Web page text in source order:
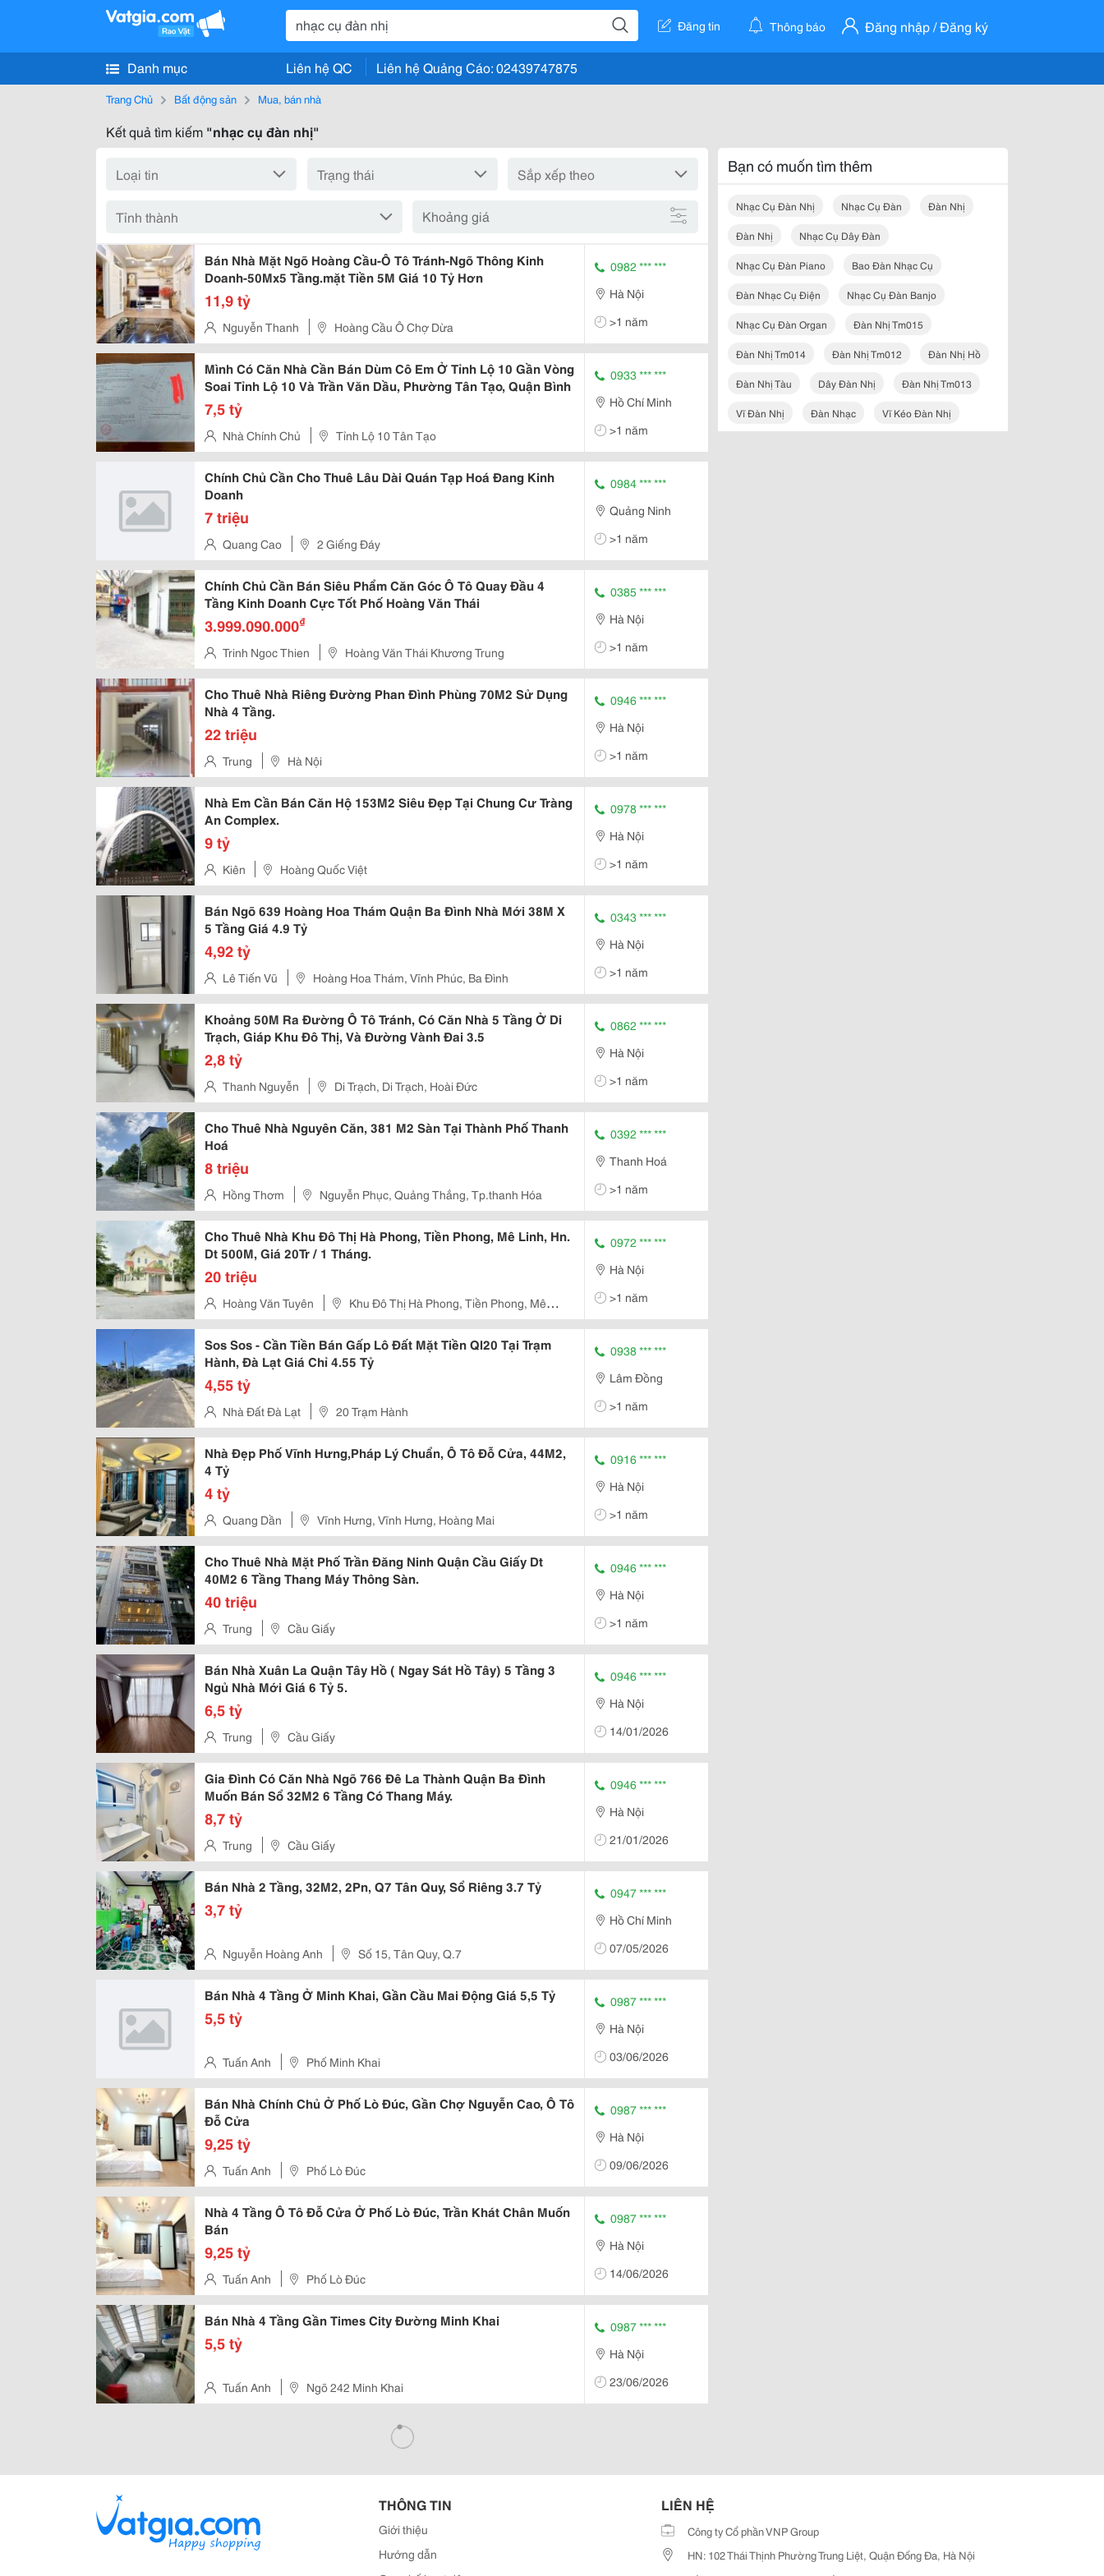
Đăng tin Thông báo Đăng nhập / Đăng ký
Danh mục Liên hệ QC Liên hệ Quảng Cáo: 02439747875
Trang Chủ Bất động sản Mua, bán nhà
Kết quả tìm kiếm "nhạc cụ đàn nhị"
Khoảng giá
Bán Nhà Mặt Ngõ Hoàng Cầu-Ô Tô Tránh-Ngõ Thông Kinh
Doanh-50Mx5 Tầng.mặt Tiền 5M Giá 10 Tỷ Hơn
11,9 tỷ
Nguyễn Thanh Hoàng Cầu Ô Chợ Dừa
0982 *** ***
Hà Nội
>1 năm
Mình Có Căn Nhà Cần Bán Dùm Cô Em Ở Tỉnh Lộ 10 Gần Vòng
Soai Tỉnh Lộ 10 Và Trần Văn Dầu, Phường Tân Tạo, Quận Bình
7,5 tỷ
Nhà Chính Chủ Tỉnh Lộ 10 Tân Tạo
0933 *** ***
Hồ Chí Minh
>1 năm
Chính Chủ Cần Cho Thuê Lâu Dài Quán Tạp Hoá Đang Kinh
Doanh
7 triệu
Quang Cao 2 Giếng Đáy
0984 *** ***
Quảng Ninh
>1 năm
Chính Chủ Cần Bán Siêu Phẩm Căn Góc Ô Tô Quay Đầu 4
Tầng Kinh Doanh Cực Tốt Phố Hoàng Văn Thái
3.999.090.000₫
Trinh Ngoc Thien Hoàng Văn Thái Khương Trung
0385 *** ***
Hà Nội
>1 năm
Cho Thuê Nhà Riêng Đường Phan Đình Phùng 70M2 Sử Dụng
Nhà 4 Tầng.
22 triệu
Trung Hà Nội
0946 *** ***
Hà Nội
>1 năm
Nhà Em Cần Bán Căn Hộ 153M2 Siêu Đẹp Tại Chung Cư Tràng
An Complex.
9 tỷ
Kiên Hoàng Quốc Việt
0978 *** ***
Hà Nội
>1 năm
Bán Ngõ 639 Hoàng Hoa Thám Quận Ba Đình Nhà Mới 38M X
5 Tầng Giá 4.9 Tỷ
4,92 tỷ
Lê Tiến Vũ Hoàng Hoa Thám, Vĩnh Phúc, Ba Đình
0343 *** ***
Hà Nội
>1 năm
Khoảng 50M Ra Đường Ô Tô Tránh, Có Căn Nhà 5 Tầng Ở Di
Trạch, Giáp Khu Đô Thị, Và Đường Vành Đai 3.5
2,8 tỷ
Thanh Nguyễn Di Trạch, Di Trạch, Hoài Đức
0862 *** ***
Hà Nội
>1 năm
Cho Thuê Nhà Nguyên Căn, 381 M2 Sàn Tại Thành Phố Thanh
Hoá
8 triệu
Hồng Thơm Nguyễn Phục, Quảng Thắng, Tp.thanh Hóa
0392 *** ***
Thanh Hoá
>1 năm
Cho Thuê Nhà Khu Đô Thị Hà Phong, Tiền Phong, Mê Linh, Hn.
Dt 500M, Giá 20Tr / 1 Tháng.
20 triệu
Hoàng Văn Tuyên
Khu Đô Thị Hà Phong, Tiền Phong, Mê
Linh, Hn
0972 *** ***
Hà Nội
>1 năm
Sos Sos - Cần Tiền Bán Gấp Lô Đất Mặt Tiền Ql20 Tại Trạm
Hành, Đà Lạt Giá Chỉ 4.55 Tỷ
4,55 tỷ
Nhà Đất Đà Lạt 20 Trạm Hành
0938 *** ***
Lâm Đồng
>1 năm
Nhà Đẹp Phố Vĩnh Hưng,Pháp Lý Chuẩn, Ô Tô Đỗ Cửa, 44M2,
4 Tỷ
4 tỷ
Quang Dần Vĩnh Hưng, Vĩnh Hưng, Hoàng Mai
0916 *** ***
Hà Nội
>1 năm
Cho Thuê Nhà Mặt Phố Trần Đăng Ninh Quận Cầu Giấy Dt
40M2 6 Tầng Thang Máy Thông Sàn.
40 triệu
Trung Cầu Giấy
0946 *** ***
Hà Nội
>1 năm
Bán Nhà Xuân La Quận Tây Hồ ( Ngay Sát Hồ Tây) 5 Tầng 3
Ngủ Nhà Mới Giá 6 Tỷ 5.
6,5 tỷ
Trung Cầu Giấy
0946 *** ***
Hà Nội
14/01/2026
Gia Đình Có Căn Nhà Ngõ 766 Đê La Thành Quận Ba Đình
Muốn Bán Sổ 32M2 6 Tầng Có Thang Máy.
8,7 tỷ
Trung Cầu Giấy
0946 *** ***
Hà Nội
21/01/2026
Bán Nhà 2 Tầng, 32M2, 2Pn, Q7 Tân Quy, Sổ Riêng 3.7 Tỷ
3,7 tỷ
Nguyễn Hoàng Anh Số 15, Tân Quy, Q.7
0947 *** ***
Hồ Chí Minh
07/05/2026
Bán Nhà 4 Tầng Ở Minh Khai, Gần Cầu Mai Động Giá 5,5 Tỷ
5,5 tỷ
Tuấn Anh Phố Minh Khai
0987 *** ***
Hà Nội
03/06/2026
Bán Nhà Chính Chủ Ở Phố Lò Đúc, Gần Chợ Nguyễn Cao, Ô Tô
Đỗ Cửa
9,25 tỷ
Tuấn Anh Phố Lò Đúc
0987 *** ***
Hà Nội
09/06/2026
Nhà 4 Tầng Ô Tô Đỗ Cửa Ở Phố Lò Đúc, Trần Khát Chân Muốn
Bán
9,25 tỷ
Tuấn Anh Phố Lò Đúc
0987 *** ***
Hà Nội
14/06/2026
Bán Nhà 4 Tầng Gần Times City Đường Minh Khai
5,5 tỷ
Tuấn Anh Ngõ 242 Minh Khai
0987 *** ***
Hà Nội
23/06/2026
Bạn có muốn tìm thêm
Nhạc Cụ Đàn Nhị Nhạc Cụ Đàn Đàn Nhị
Đàn Nhị Nhạc Cụ Dây Đàn
Nhạc Cụ Đàn Piano Bao Đàn Nhạc Cụ
Đàn Nhạc Cụ Điện Nhạc Cụ Đàn Banjo
Nhạc Cụ Đàn Organ Đàn Nhị Tm015
Đàn Nhị Tm014 Đàn Nhị Tm012 Đàn Nhị Hồ
Đàn Nhị Tàu Dây Đàn Nhị Đàn Nhị Tm013
Vĩ Đàn Nhị Đàn Nhạc Vĩ Kéo Đàn Nhị
THÔNG TIN
Giới thiệu
Hướng dẫn
LIÊN HỆ
Công ty Cổ phần VNP Group
HN: 102 Thái Thịnh Phường Trung Liệt, Quận Đống Đa, Hà Nội